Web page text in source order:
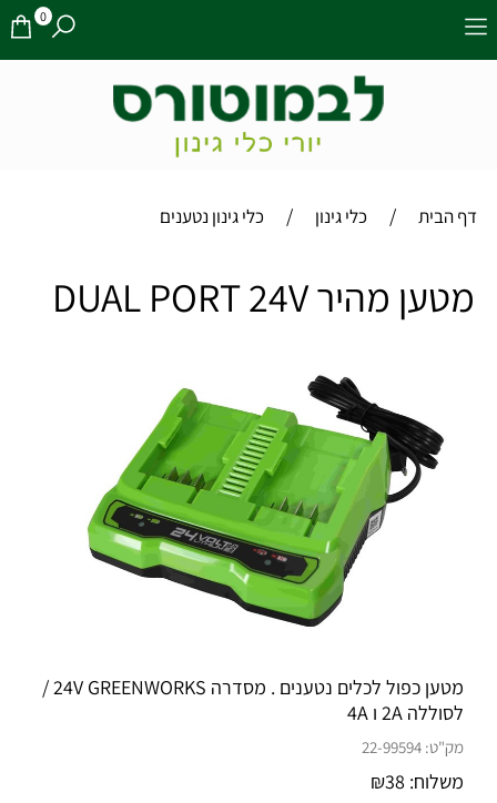
0
דף הבית / כלי גינון / כלי גינון נטענים
מטען מהיר DUAL PORT 24V
מטען כפול לכלים נטענים . מסדרה 24V GREENWORKS /
לסוללה 2A ו 4A
מק"ט: 22-99594
משלוח: ₪38